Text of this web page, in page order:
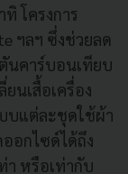
โครงการ
ฯลฯ ซึ่งช่วยลด
นคาร์บอนเทียบ
นเสื้อเครื่อง
บแต่ละชุดใช้ผ้า
อกไซด์ได้ถึง
า หรือเท่ากับ